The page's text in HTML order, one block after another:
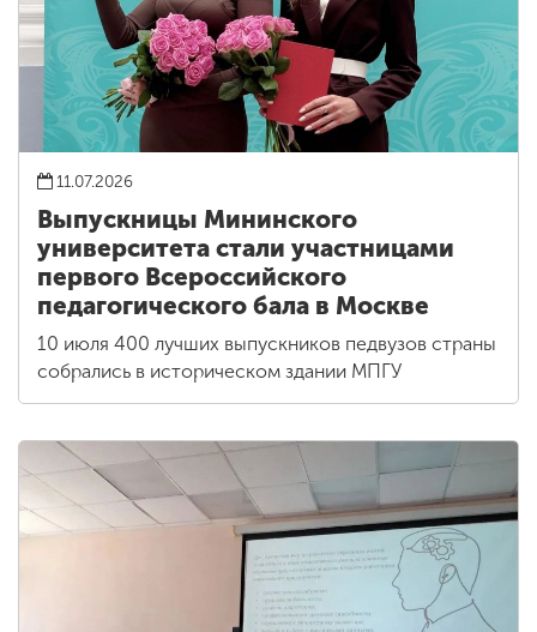
11.07.2026
Выпускницы Мининского
университета стали участницами
первого Всероссийского
педагогического бала в Москве
10 июля 400 лучших выпускников педвузов страны
собрались в историческом здании МПГУ